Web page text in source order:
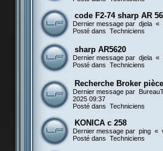
code F2-74 sharp AR
Dernier message par djela «
Posté dans Techniciens
sharp AR5620
Dernier message par djela «
Posté dans Techniciens
Recherche Broker
Dernier message par
2025 09:37
Posté dans Techniciens
KONICA c 258
Dernier message par ping «
Posté dans Techniciens